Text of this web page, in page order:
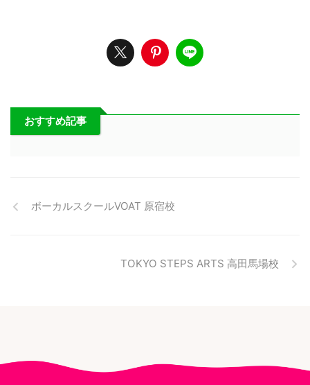
おすすめ記事
ボーカルスクールVOAT 原宿校
TOKYO STEPS ARTS 高田馬場校